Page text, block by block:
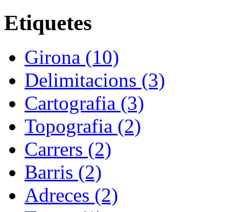
Etiquetes
Girona (10)
Delimitacions (3)
Cartografia (3)
Topografia (2)
Carrers (2)
Barris (2)
Adreces (2)